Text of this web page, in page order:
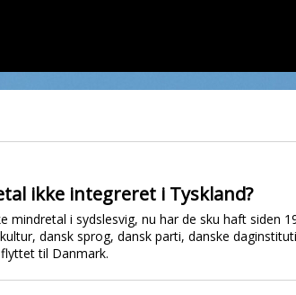
ikke integreret i Tyskland?
mindretal i sydslesvig, nu har de sku haft
dansk sprog, dansk parti, danske
til Danmark.